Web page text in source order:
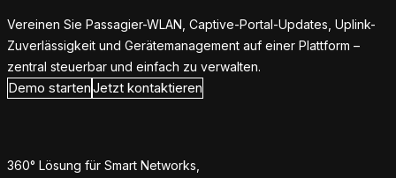
Vereinen Sie Passagier-WLAN, Captive-Portal-Updates, Uplink-
Zuverlässigkeit und Gerätemanagement auf einer Plattform –
zentral steuerbar und einfach zu verwalten.
Demo startenJetzt kontaktieren
360° Lösung für Smart Networks,